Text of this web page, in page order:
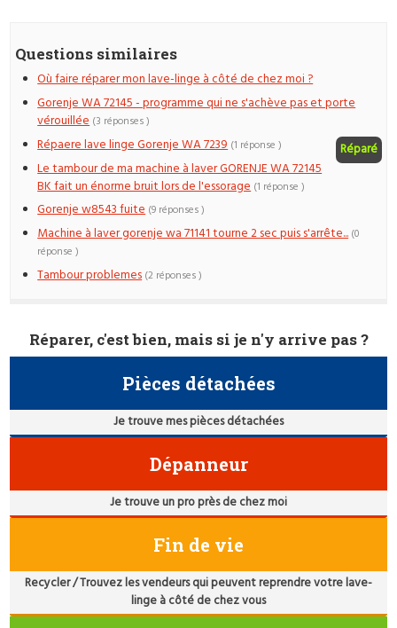
Questions similaires
Où faire réparer mon lave-linge à côté de chez moi ?
Gorenje WA 72145 - programme qui ne s'achève pas et porte
vérouillée (3 réponses )
Répaere lave linge Gorenje WA 7239 Réparé
(1 réponse )
Le tambour de ma machine à laver GORENJE WA 72145
BK fait un énorme bruit lors de l'essorage (1 réponse )
Gorenje w8543 fuite (9 réponses )
Machine à laver gorenje wa 71141 tourne 2 sec puis s'arrête... (0
réponse )
Tambour problemes (2 réponses )
Réparer, c'est bien, mais si je n'y arrive pas ?
Pièces détachées
Je trouve mes pièces détachées
Dépanneur
Je trouve un pro près de chez moi
Fin de vie
Recycler / Trouvez les vendeurs qui peuvent reprendre votre lave-
linge à côté de chez vous